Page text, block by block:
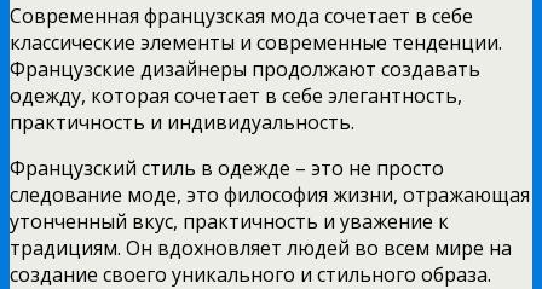
Современная французская мода сочетает в себе
классические элементы и современные тенденции.
Французские дизайнеры продолжают создавать
одежду, которая сочетает в себе элегантность,
практичность и индивидуальность.
Французский стиль в одежде – это не просто
следование моде, это философия жизни, отражающая
утонченный вкус, практичность и уважение к
традициям. Он вдохновляет людей во всем мире на
создание своего уникального и стильного образа.